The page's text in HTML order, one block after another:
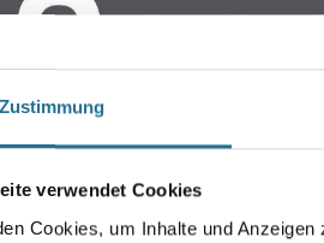
Zustimmung
verwendet Cookies
Cookies, um Inhalte und